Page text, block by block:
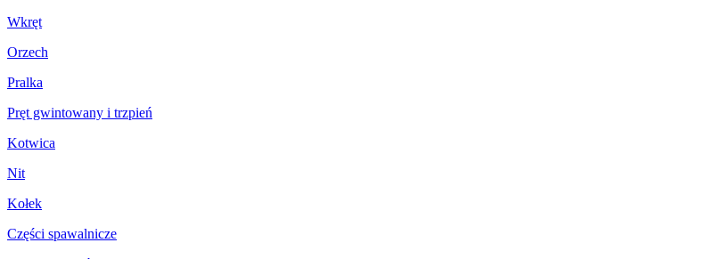
Wkręt
Orzech
Pralka
Pręt gwintowany i trzpień
Kotwica
Nit
Kołek
Części spawalnicze